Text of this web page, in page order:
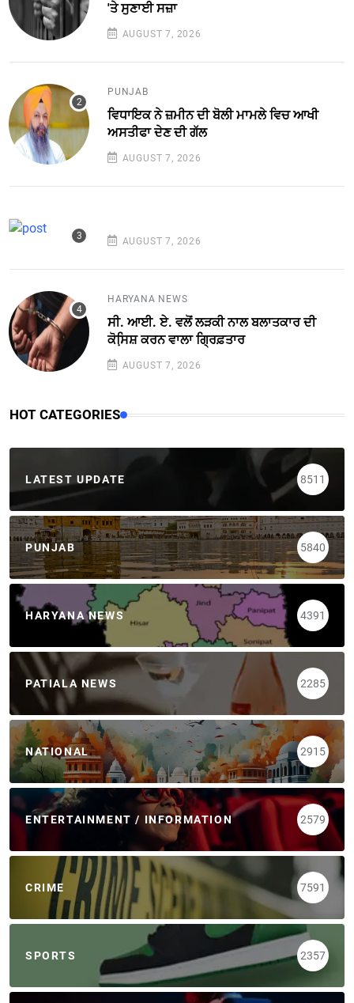
'ਤੇ ਸੁਣਾਈ ਸਜ਼ਾ
AUGUST 7, 2026
PUNJAB
ਵਿਧਾਇਕ ਨੇ ਜ਼ਮੀਨ ਦੀ ਬੋਲੀ ਮਾਮਲੇ ਵਿਚ ਆਖੀ
ਅਸਤੀਫਾ ਦੇਣ ਦੀ ਗੱਲ
AUGUST 7, 2026
AUGUST 7, 2026
HARYANA NEWS
ਸੀ. ਆਈ. ਏ. ਵਲੋਂ ਲੜਕੀ ਨਾਲ ਬਲਾਤਕਾਰ ਦੀ
ਕੋਸਿ਼ਸ਼ ਕਰਨ ਵਾਲਾ ਗ੍ਰਿਫ਼ਤਾਰ
AUGUST 7, 2026
HOT CATEGORIES
LATEST UPDATE 8511
PUNJAB 5840
HARYANA NEWS 4391
PATIALA NEWS 2285
NATIONAL 2915
ENTERTAINMENT / INFORMATION 2579
CRIME 7591
SPORTS 2357